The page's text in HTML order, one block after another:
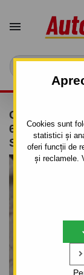
Cookies sunt
statistici și
oferi funcții de
și reclamele.


CÂRLIG DE
626 - 4/5 UŞI.